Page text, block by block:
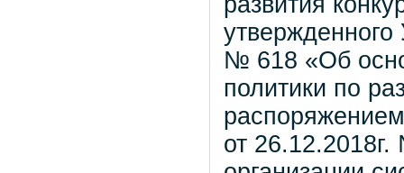
№ 618 «Об
политики по
от